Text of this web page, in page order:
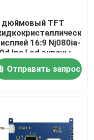
дюймовый TFT
16:9 Nj080ia-
Ips Lcd экраны
40 пин
Отправить запрос